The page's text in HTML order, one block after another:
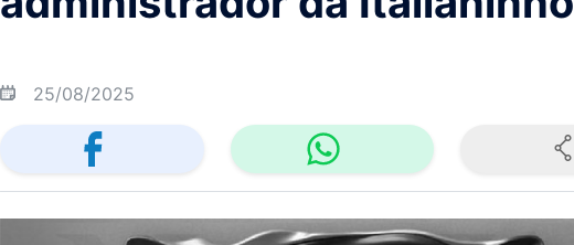
25/08/2025